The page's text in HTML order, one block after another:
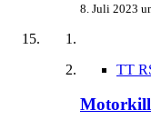
8. Juli 2023
TT